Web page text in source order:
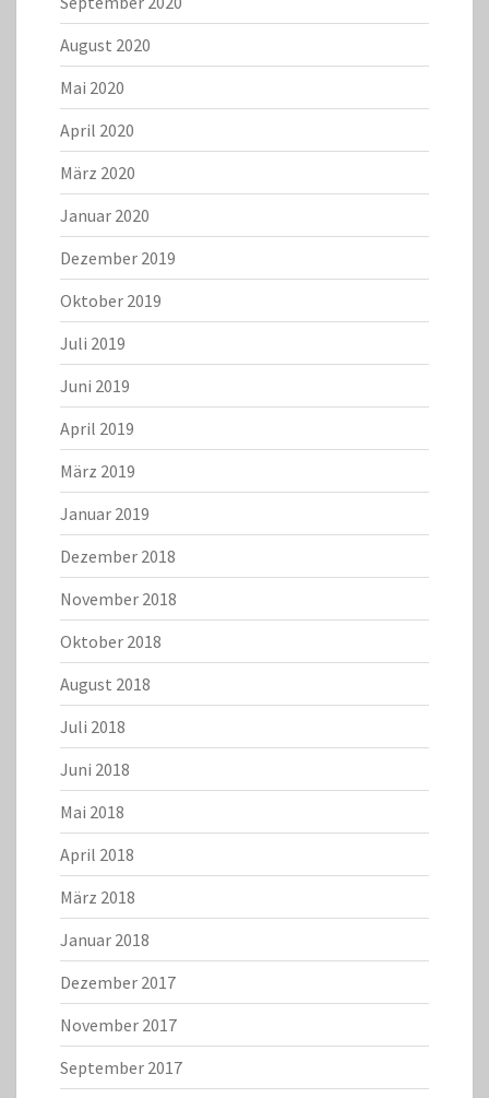
August 2020
Mai 2020
April 2020
März 2020
Januar 2020
Dezember 2019
Oktober 2019
Juli 2019
Juni 2019
April 2019
März 2019
Januar 2019
Dezember 2018
November 2018
Oktober 2018
August 2018
Juli 2018
Juni 2018
Mai 2018
April 2018
März 2018
Januar 2018
Dezember 2017
November 2017
September 2017